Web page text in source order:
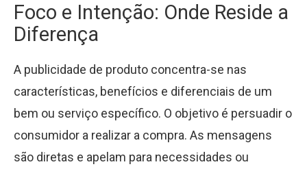
Foco e Intenção: Onde Reside a
Diferença
A publicidade de produto concentra-se nas
características, benefícios e diferenciais de um
bem ou serviço específico. O objetivo é persuadir o
consumidor a realizar a compra. As mensagens
são diretas e apelam para necessidades ou